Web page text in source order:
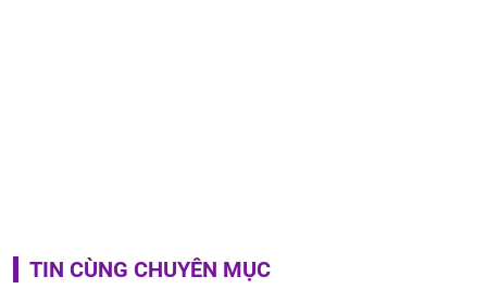
TIN CÙNG CHUYÊN MỤC